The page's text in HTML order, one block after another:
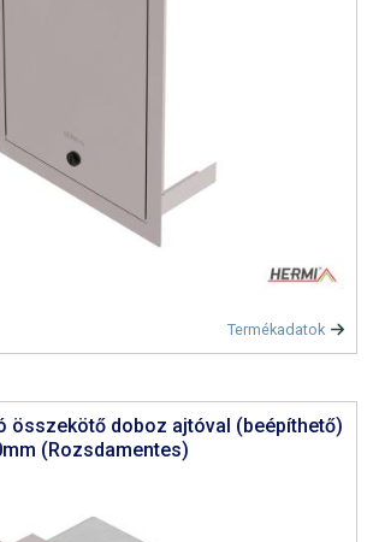
Termékadatok
összekötő doboz ajtóval (beépíthető)
(Rozsdamentes)